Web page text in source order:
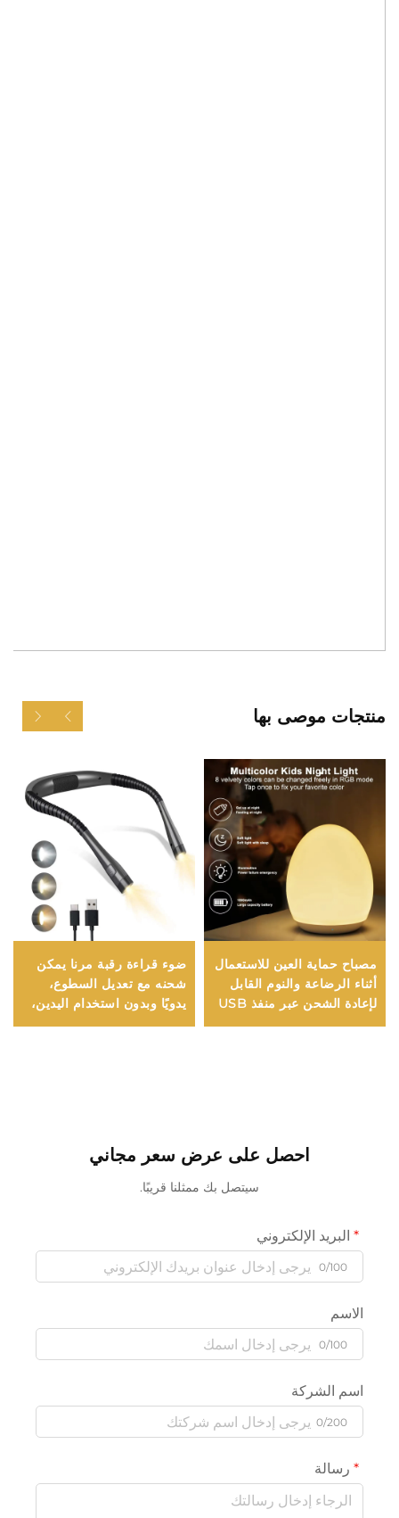
منتجات موصى بها
مصباح حماية العين للاستعمال
أثناء الرضاعة والنوم القابل
لإعادة الشحن عبر منفذ USB
ضوء قراءة رقبة مرنا يمكن
شحنه مع تعديل السطوع،
يدويًا وبدون استخدام اليدين،
مثالي للقراءة في السرير
احصل على عرض سعر مجاني
سيتصل بك ممثلنا قريبًا.
البريد الإلكتروني
0/100
الاسم
0/100
اسم الشركة
0/200
رسالة